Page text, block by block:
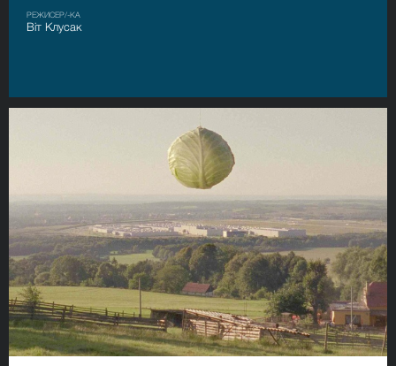
РЕЖИСЕР/-КА
Віт Клусак